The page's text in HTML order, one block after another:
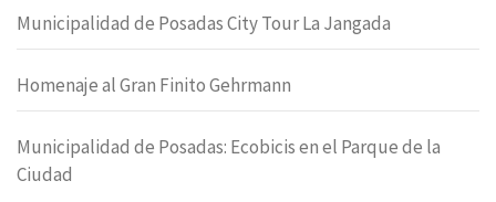
Municipalidad de Posadas City Tour La Jangada
Homenaje al Gran Finito Gehrmann
Municipalidad de Posadas: Ecobicis en el Parque de la
Ciudad